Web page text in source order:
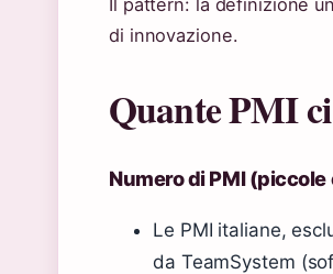
di innovazione.
Quante PMI
Numero di PMI (piccole
Le PMI italiane,
da TeamSystem